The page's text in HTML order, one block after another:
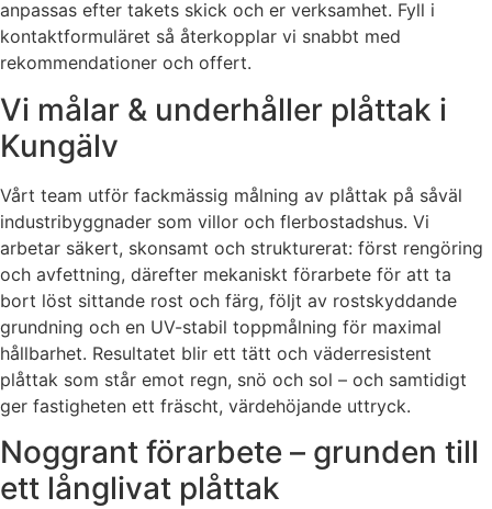
anpassas efter takets skick och er verksamhet. Fyll i
kontaktformuläret så återkopplar vi snabbt med
rekommendationer och offert.
Vi målar & underhåller plåttak i
Kungälv
Vårt team utför fackmässig målning av plåttak på såväl
industribyggnader som villor och flerbostadshus. Vi
arbetar säkert, skonsamt och strukturerat: först rengöring
och avfettning, därefter mekaniskt förarbete för att ta
bort löst sittande rost och färg, följt av rostskyddande
grundning och en UV-stabil toppmålning för maximal
hållbarhet. Resultatet blir ett tätt och väderresistent
plåttak som står emot regn, snö och sol – och samtidigt
ger fastigheten ett fräscht, värdehöjande uttryck.
Noggrant förarbete – grunden till
ett långlivat plåttak